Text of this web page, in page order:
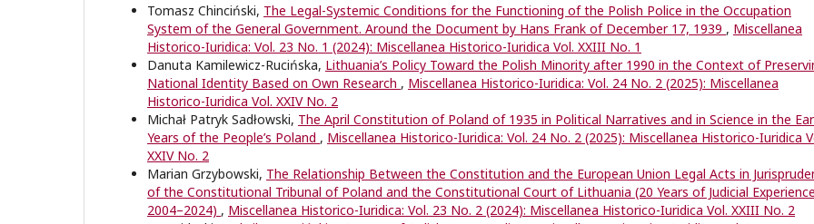
Tomasz Chinciński, The Legal-Systemic Conditions for the Functioning of the Polish Police in the Occupation
System of the General Government. Around the Document by Hans Frank of December 17, 1939 , Miscellanea
Historico-Iuridica: Vol. 23 No. 1 (2024): Miscellanea Historico-Iuridica Vol. XXIII No. 1
Danuta Kamilewicz-Rucińska, Lithuania’s Policy Toward the Polish Minority after 1990 in the Context of
National Identity Based on Own Research , Miscellanea Historico-Iuridica: Vol. 24 No. 2 (2025): Miscellanea
Historico-Iuridica Vol. XXIV No. 2
Michał Patryk Sadłowski, The April Constitution of Poland of 1935 in Political Narratives and in Science in the
Years of the People’s Poland , Miscellanea Historico-Iuridica: Vol. 24 No. 2 (2025): Miscellanea Historico-Iuridica
XXIV No. 2
Marian Grzybowski, The Relationship Between the Constitution and the European Union Legal Acts in
of the Constitutional Tribunal of Poland and the Constitutional Court of Lithuania (20 Years of Judicial
2004–2024) , Miscellanea Historico-Iuridica: Vol. 23 No. 2 (2024): Miscellanea Historico-Iuridica Vol. XXIII No. 2